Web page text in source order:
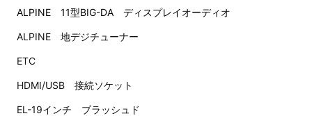
ALPINE 11型BIG-DA ディスプレイオーディオ
ALPINE 地デジチューナー
ETC
HDMI/USB 接続ソケット
EL-19インチ ブラッシュド